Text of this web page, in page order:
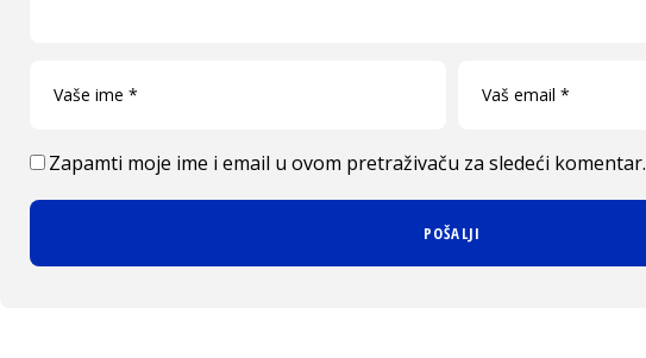
Zapamti moje ime i email u ovom pretraživaču za sledeći komentar.